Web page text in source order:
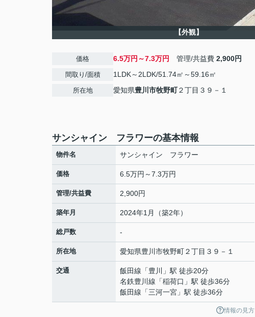
【外観】
価格 6.5万円～7.3万円 管理/共益費 2,900円
間取り/面積 1LDK～2LDK/51.74㎡～59.16㎡
所在地 愛知県豊川市牧野町２丁目３９－１
サンシャイン フラワーの基本情報
物件名 サンシャイン フラワー
価格 6.5万円～7.3万円
管理/共益費 2,900円
築年月 2024年1月（築2年）
総戸数 -
所在地 愛知県豊川市牧野町２丁目３９－１
交通 飯田線 「豊川
」駅 徒歩20分
名鉄豊川線 「稲荷口 」駅 徒歩36分
飯田線 「三河一宮 」駅 徒歩36分
情報の見方